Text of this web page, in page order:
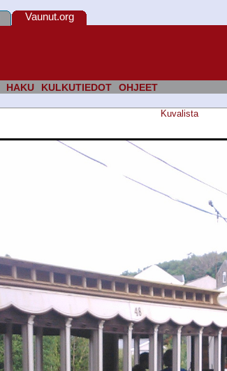
HAKU KULKUTIEDOT OHJEET
Vaunut.org
Kuvalista